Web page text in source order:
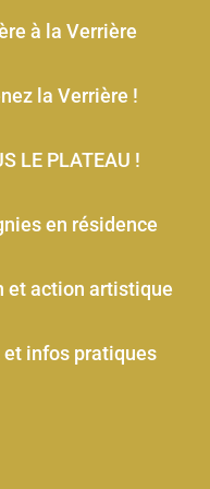
à la Verrière
la Verrière !
LE PLATEAU !
en résidence
et action artistique
et infos pratiques